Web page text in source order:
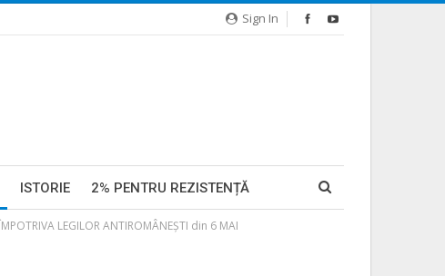
Sign In
ISTORIE 2% PENTRU REZISTENȚĂ
LEGILOR ANTIROMÂNEȘTI din 6 MAI